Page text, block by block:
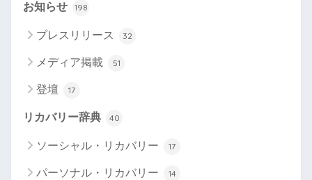
お知らせ 198
プレスリリース 32
メディア掲載 51
登壇 17
リカバリー辞典 40
ソーシャル・リカバリー 17
パーソナル・リカバリー 14